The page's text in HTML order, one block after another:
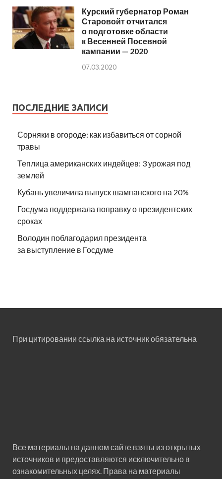
Курский губернатор Роман
Старовойт отчитался
о подготовке области
к Весенней Посевной
кампании — 2020
07.03.2020
ПОСЛЕДНИЕ ЗАПИСИ
Сорняки в огороде: как избавиться от сорной
травы
Теплица американских индейцев: 3 урожая под
землей
Кубань увеличила выпуск шампанского на 20%
Госдума поддержала поправку о президентских
сроках
Володин поблагодарил президента
за выступление в Госдуме
При цитировании ссылка на источник обязательна
Все материалы на данном сайте взяты из открытых
источников и предоставляются исключительно в
ознакомительных целях. Права на материалы